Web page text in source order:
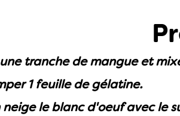
tranche de mangue et
1 feuille de gélatine.
le blanc d'oeuf avec le